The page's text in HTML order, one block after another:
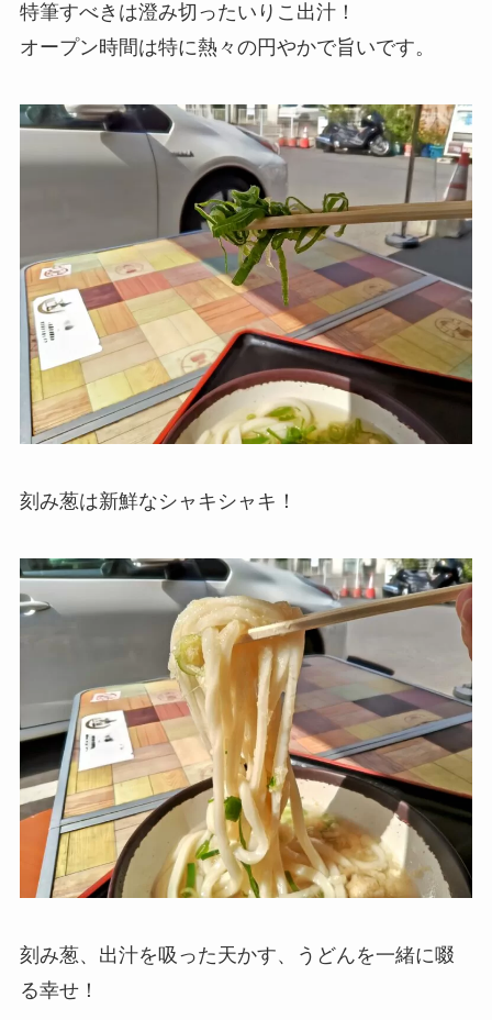
特筆すべきは澄み切ったいりこ出汁！
オープン時間は特に熱々の円やかで旨いです。
刻み葱は新鮮なシャキシャキ！
刻み葱、出汁を吸った天かす、うどんを一緒に啜
る幸せ！